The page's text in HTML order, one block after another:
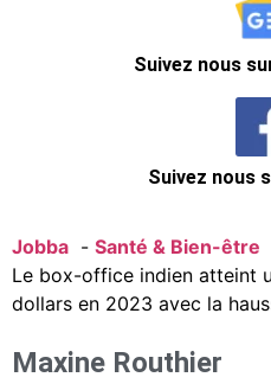
Suivez nous
Suivez nous
Jobba
Santé & Bien-être
Le box-office indien atteint
dollars en 2023 avec la
Maxine Routhier